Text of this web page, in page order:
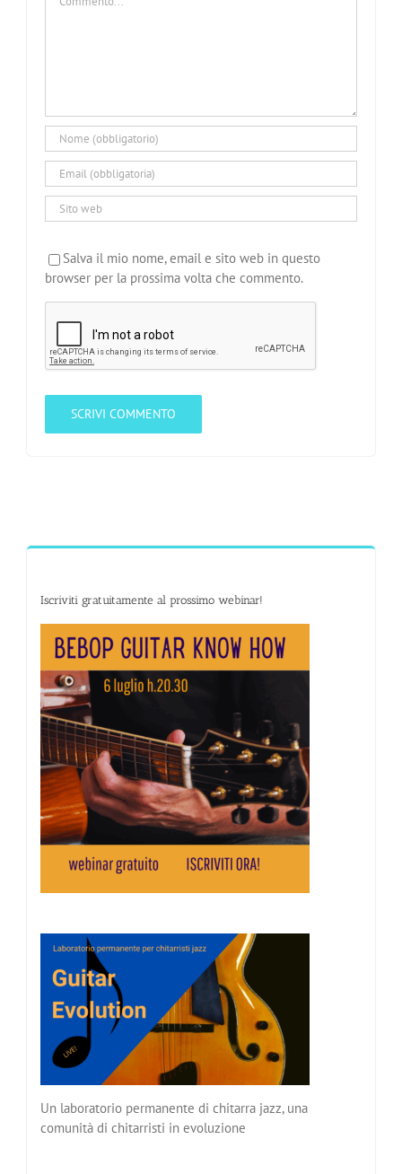
Salva il mio nome, email e sito web in questo
browser per la prossima volta che commento.
Iscriviti gratuitamente al prossimo webinar!
Un laboratorio permanente di chitarra jazz, una
comunità di chitarristi in evoluzione